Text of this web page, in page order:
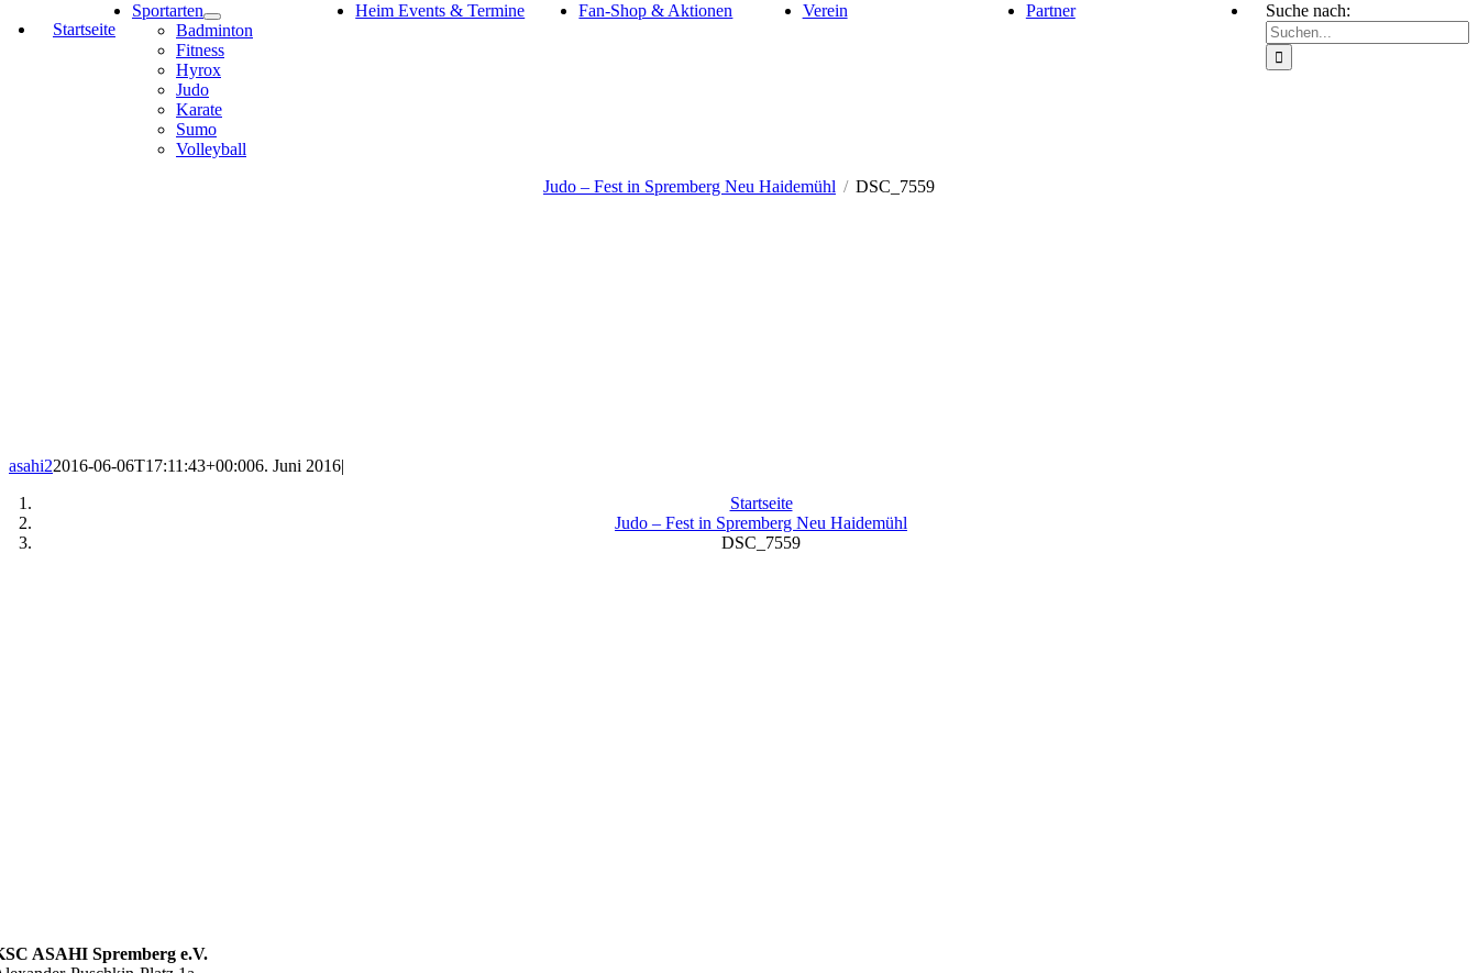
Startseite
Sportarten
Badminton
Fitness
Hyrox
Judo
Karate
Sumo
Volleyball
Heim Events & Termine Fan-Shop & Aktionen Verein Partner Suche nach:
Judo – Fest in Spremberg Neu Haidemühl / DSC_7559
asahi22016-06-06T17:11:43+00:006. Juni 2016|
Startseite
Judo – Fest in Spremberg Neu Haidemühl
DSC_7559
ASAHI Spremberg e.V.